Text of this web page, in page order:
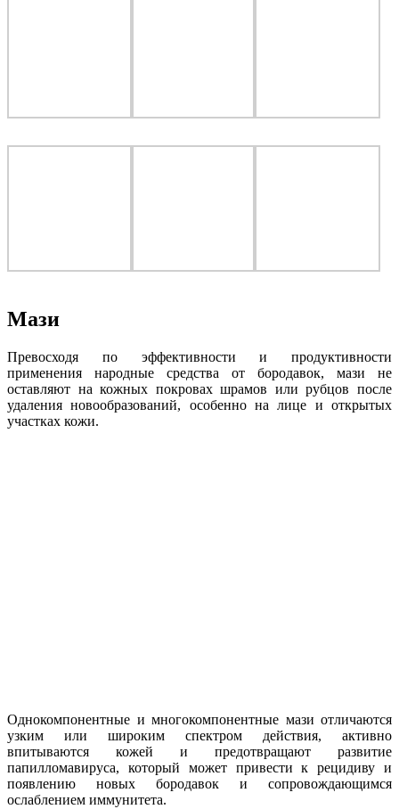
Мази
Превосходя по эффективности и продуктивности
применения народные средства от бородавок, мази не
оставляют на кожных покровах шрамов или рубцов после
удаления новообразований, особенно на лице и открытых
участках кожи.
Однокомпонентные и многокомпонентные мази отличаются
узким или широким спектром действия, активно
впитываются кожей и предотвращают развитие
папилломавируса, который может привести к рецидиву и
появлению новых бородавок и сопровождающимся
ослаблением иммунитета.